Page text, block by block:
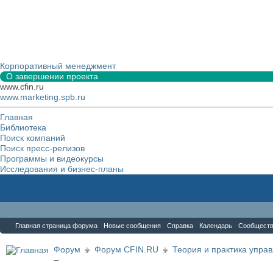
Корпоративный менеджмент
О завершении проекта
www.cfin.ru
www.marketing.spb.ru
Главная
Библиотека
Поиск компаний
Поиск пресс-релизов
Программы и видеокурсы
Исследования и бизнес-планы
Главная страница форума Новые сообщения Справка Календарь
Форум Форум CFIN.RU
Теория и практика